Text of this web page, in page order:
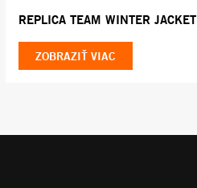
REPLICA TEAM WINTER JACKET
ZOBRAZIŤ VIAC